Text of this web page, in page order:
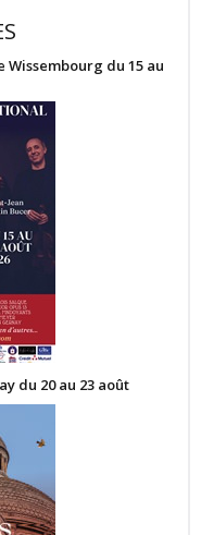
du 15 au
du 20 au 23 août